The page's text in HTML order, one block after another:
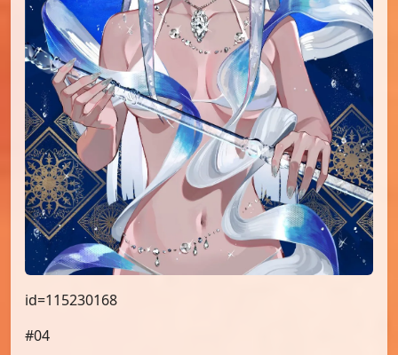
id=115230168
#04